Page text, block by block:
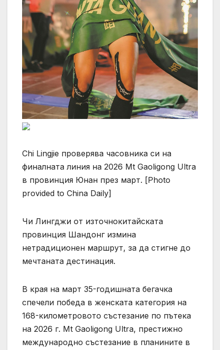
Chi Lingjie проверява часовника си на
финалната линия на 2026 Mt Gaoligong Ultra
в провинция Юнан през март. [Photo
provided to China Daily]
Чи Лингджи от източнокитайската
провинция Шандонг измина
нетрадиционен маршрут, за да стигне до
мечтаната дестинация.
В края на март 35-годишната бегачка
спечели победа в женската категория на
168-километровото състезание по пътека
на 2026 г. Mt Gaoligong Ultra, престижно
международно състезание в планините в